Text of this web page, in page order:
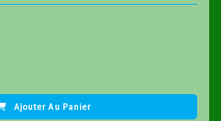
Ajouter Au Panier